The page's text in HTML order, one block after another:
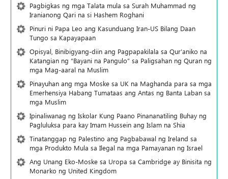
Pagbigkas ng mga Talata mula sa Surah Muhammad ng
Iranianong Qari na si Hashem Roghani
Pinuri ni Papa Leo ang Kasunduang Iran-US Bilang Daan
Tungo sa Kapayapaan
Opisyal, Binibigyang-diin ang Pagpapakilala sa Qur’aniko na
Katangian ng “Bayani na Pangulo” sa Paligsahan ng Quran ng
mga Mag-aaral na Muslim
Pinayuhan ang mga Moske sa UK na Maghanda para sa mga
Emerhensiya Habang Tumataas ang Antas ng Banta Laban sa
mga Muslim
Ipinaliwanag ng Iskolar Kung Paano Pinananatiling Buhay ng
Pagluluksa para kay Imam Hussein ang Islam na Shia
Tinatanggap ng Palestino ang Pagbabawal ng Ireland sa
mga Produkto Mula sa Ilegal na mga Pamayanan ng Israel
Ang Unang Eko-Moske sa Uropa sa Cambridge ay Binisita ng
Monarko ng United Kingdom